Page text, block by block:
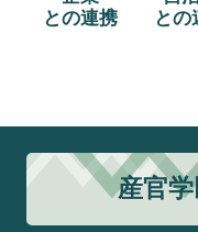
との連携
との
産官